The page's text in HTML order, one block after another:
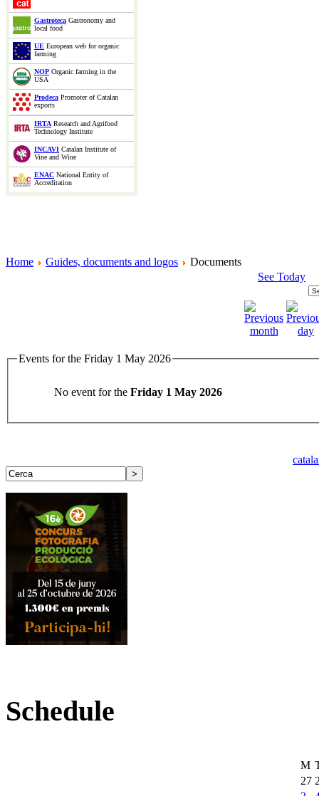
Gastroteca Gastronomy and
local food
UE European web for organic
farming
NOP Organic farming in the
USA
Prodeca Promoter of Catalan
exports
IRTA Research and Agrifood
Technology Institute
INCAVI Catalan Institute of
Vine and Wine
ENAC National Entity of
Accreditation
Home Guides, documents and logos
Documents
See Today
Events for the Friday 1 May 2026
No event for the Friday 1 May 2026
Schedule
M
27